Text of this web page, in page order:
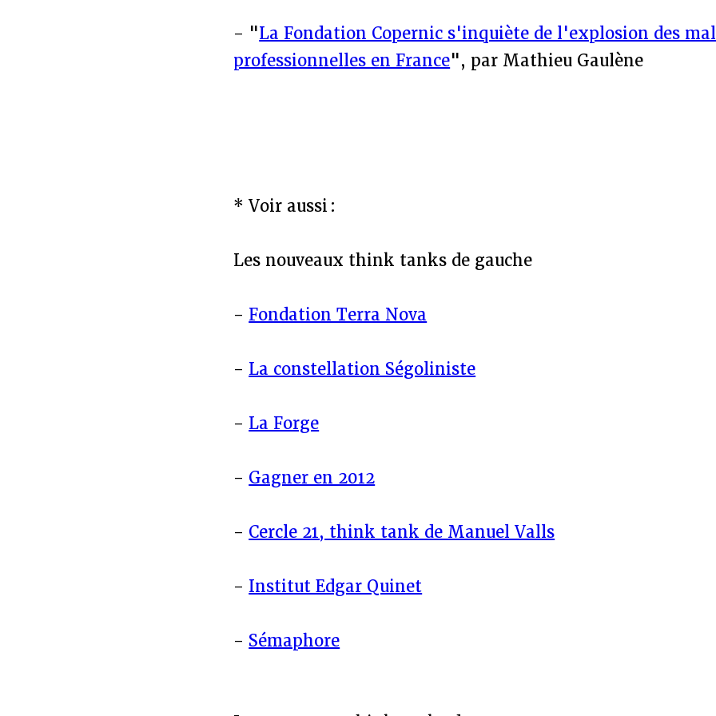
- "La Fondation Copernic s'inquiète de l'explosion des
professionnelles en France", par Mathieu Gaulène
* Voir aussi :
Les nouveaux think tanks de gauche
-Fondation Terra Nova
- La constellation Ségoliniste
- La Forge
- Gagner en 2012
- Cercle 21, think tank de Manuel Valls
- Institut Edgar Quinet
- Sémaphore